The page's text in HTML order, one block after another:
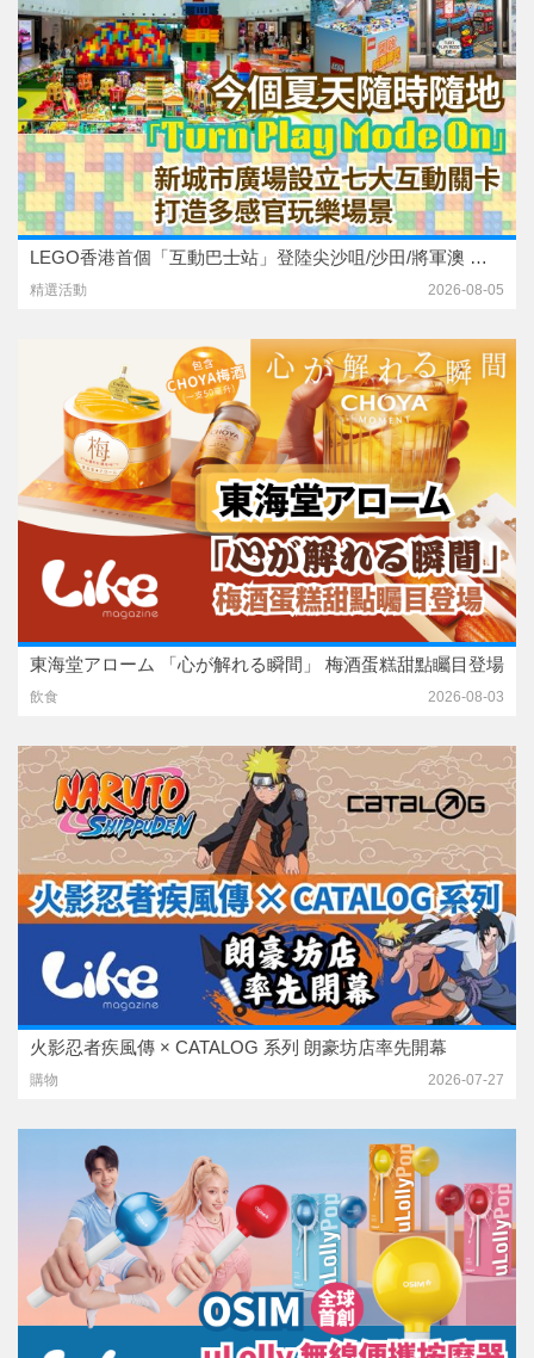
LEGO香港首個「互動巴士站」登陸尖沙咀/沙田/將軍澳 參與互動小遊戲 贏限量夏日禮物
精選活動 2026-08-05
東海堂アローム 「心が解れる瞬間」 梅酒蛋糕甜點矚目登場
飲食 2026-08-03
火影忍者疾風傳 × CATALOG 系列 朗豪坊店率先開幕
購物 2026-07-27